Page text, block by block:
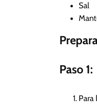
Sal
Paso 1:
Para